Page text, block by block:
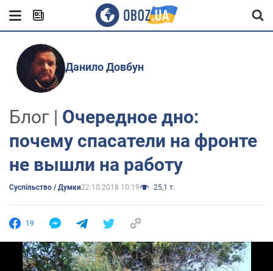
Данило Довбун
Блог | Очередное дно:
почему спасатели на фронте
не вышли на работу
Суспільство / Думки22.10.2018 10:19 25,1 т.
19